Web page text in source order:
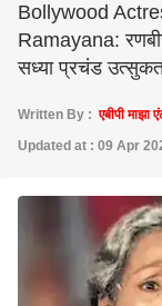
Bollywood
Ramayana: रणबीर
सध्या प्रचंड
Written By :एबीपी
Updated at : 09 Apr